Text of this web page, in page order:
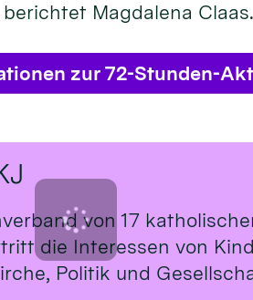
Magdalena Claas.
zur 72-Stunden-
von 17
die Interessen von
Politik und